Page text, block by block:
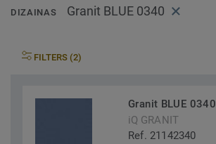
DIZAINAS Granit BLUE 0340
FILTERS (2)
Granit BLUE 0340
iQ GRANIT
Ref. 21142340